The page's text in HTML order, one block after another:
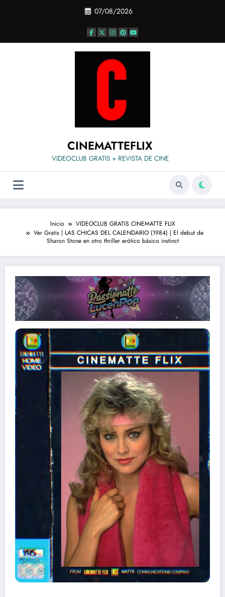
07/08/2026
CINEMATTEFLIX
VIDEOCLUB GRATIS + REVISTA DE CINE
Inicio
VIDEOCLUB GRATIS CINEMATTE FLIX
Ver Gratis | LAS CHICAS DEL CALENDARIO (1984) | El debut de
Sharon Stone en otro thriller erótico básico instinct